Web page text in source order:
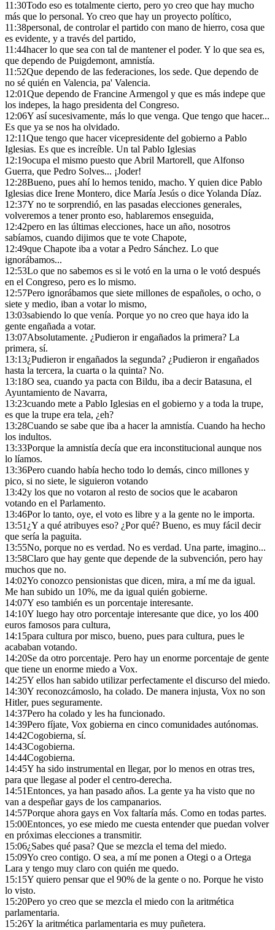
11:30Todo eso es totalmente cierto, pero yo creo que hay mucho
más que lo personal. Yo creo que hay un proyecto político,
11:38personal, de controlar el partido con mano de hierro, cosa que
es evidente, y a través del partido,
11:44hacer lo que sea con tal de mantener el poder. Y lo que sea es,
que dependo de Puigdemont, amnistía.
11:52Que dependo de las federaciones, los sede. Que dependo de
no sé quién en Valencia, pa' Valencia.
12:01Que dependo de Francine Armengol y que es más indepe que
los indepes, la hago presidenta del Congreso.
12:06Y así sucesivamente, más lo que venga. Que tengo que hacer...
Es que ya se nos ha olvidado.
12:11Que tengo que hacer vicepresidente del gobierno a Pablo
Iglesias. Es que es increíble. Un tal Pablo Iglesias
12:19ocupa el mismo puesto que Abril Martorell, que Alfonso
Guerra, que Pedro Solves... ¡Joder!
12:28Bueno, pues ahí lo hemos tenido, macho. Y quien dice Pablo
Iglesias dice Irene Montero, dice María Jesús o dice Yolanda Díaz.
12:37Y no te sorprendió, en las pasadas elecciones generales,
volveremos a tener pronto eso, hablaremos enseguida,
12:42pero en las últimas elecciones, hace un año, nosotros
sabíamos, cuando dijimos que te vote Chapote,
12:49que Chapote iba a votar a Pedro Sánchez. Lo que
ignorábamos...
12:53Lo que no sabemos es si le votó en la urna o le votó después
en el Congreso, pero es lo mismo.
12:57Pero ignorábamos que siete millones de españoles, o ocho, o
siete y medio, iban a votar lo mismo,
13:03sabiendo lo que venía. Porque yo no creo que haya ido la
gente engañada a votar.
13:07Absolutamente. ¿Pudieron ir engañados la primera? La
primera, sí.
13:13¿Pudieron ir engañados la segunda? ¿Pudieron ir engañados
hasta la tercera, la cuarta o la quinta? No.
13:18O sea, cuando ya pacta con Bildu, iba a decir Batasuna, el
Ayuntamiento de Navarra,
13:23cuando mete a Pablo Iglesias en el gobierno y a toda la trupe,
es que la trupe era tela, ¿eh?
13:28Cuando se sabe que iba a hacer la amnistía. Cuando ha hecho
los indultos.
13:33Porque la amnistía decía que era inconstitucional aunque nos
lo líamos.
13:36Pero cuando había hecho todo lo demás, cinco millones y
pico, si no siete, le siguieron votando
13:42y los que no votaron al resto de socios que le acabaron
votando en el Parlamento.
13:46Por lo tanto, oye, el voto es libre y a la gente no le importa.
13:51¿Y a qué atribuyes eso? ¿Por qué? Bueno, es muy fácil decir
que sería la paguita.
13:55No, porque no es verdad. No es verdad. Una parte, imagino...
13:58Claro que hay gente que depende de la subvención, pero hay
muchos que no.
14:02Yo conozco pensionistas que dicen, mira, a mí me da igual.
Me han subido un 10%, me da igual quién gobierne.
14:07Y eso también es un porcentaje interesante.
14:10Y luego hay otro porcentaje interesante que dice, yo los 400
euros famosos para cultura,
14:15para cultura por misco, bueno, pues para cultura, pues le
acababan votando.
14:20Se da otro porcentaje. Pero hay un enorme porcentaje de gente
que tiene un enorme miedo a Vox.
14:25Y ellos han sabido utilizar perfectamente el discurso del miedo.
14:30Y reconozcámoslo, ha colado. De manera injusta, Vox no son
Hitler, pues seguramente.
14:37Pero ha colado y les ha funcionado.
14:39Pero fíjate, Vox gobierna en cinco comunidades autónomas.
14:42Cogobierna, sí.
14:43Cogobierna.
14:44Cogobierna.
14:45Y ha sido instrumental en llegar, por lo menos en otras tres,
para que llegase al poder el centro-derecha.
14:51Entonces, ya han pasado años. La gente ya ha visto que no
van a despeñar gays de los campanarios.
14:57Porque ahora gays en Vox faltaría más. Como en todas partes.
15:00Entonces, yo ese miedo me cuesta entender que puedan volver
en próximas elecciones a transmitir.
15:06¿Sabes qué pasa? Que se mezcla el tema del miedo.
15:09Yo creo contigo. O sea, a mí me ponen a Otegi o a Ortega
Lara y tengo muy claro con quién me quedo.
15:15Y quiero pensar que el 90% de la gente o no. Porque he visto
lo visto.
15:20Pero yo creo que se mezcla el miedo con la aritmética
parlamentaria.
15:26Y la aritmética parlamentaria es muy puñetera.